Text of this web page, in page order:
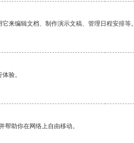
来编辑文档、制作演示文稿、管理日程安排等。
验。
助你在网络上自由移动。